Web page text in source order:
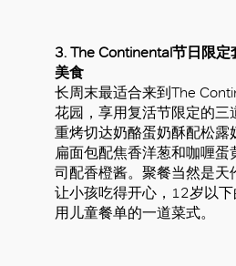
3. The Continental节日限
美食
长周末最适合来到The
花园，享用复活节限定的三
重烤切达奶酪蛋奶酥配松露
扁面包配焦香洋葱和咖喱蛋
司配香橙酱。聚餐当然是天
让小孩吃得开心，12岁以
用儿童餐单的一道菜式。
好